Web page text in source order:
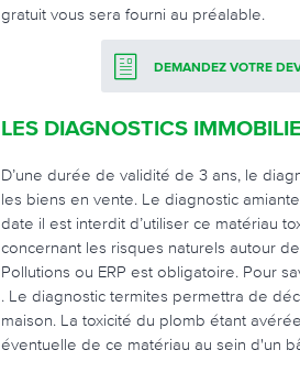
gratuit vous sera fourni au préalable.
DEMANDEZ VOTRE
LES DIAGNOSTICS
D’une durée de validité de 3 ans, le
les biens en vente. Le diagnostic
date il est interdit d’utiliser ce matériau
concernant les risques naturels autour
Pollutions ou ERP est obligatoire. Pour
. Le diagnostic termites permettra de
maison. La toxicité du plomb étant
éventuelle de ce matériau au sein d'un